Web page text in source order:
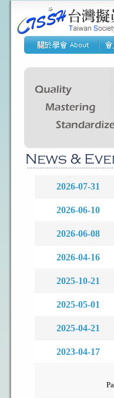
2026-07-31
2026-06-10
2026-06-08
2026-04-16
2025-10-21
2025-05-01
2025-04-21
2023-04-17